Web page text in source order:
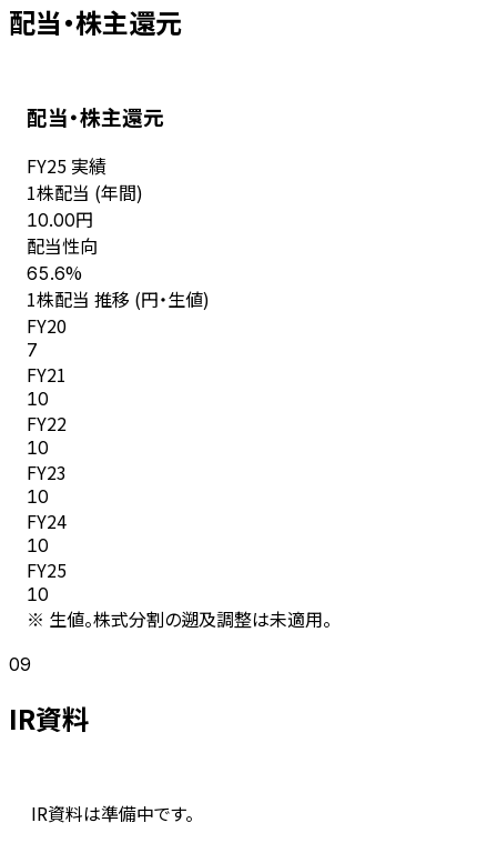
配当・株主還元
配当・株主還元
FY25 実績
1株配当 (年間)
10.00円
配当性向
65.6%
1株配当 推移 (円・生値)
FY20
7
FY21
10
FY22
10
FY23
10
FY24
10
FY25
10
※ 生値。株式分割の遡及調整は未適用。
09
IR資料
IR資料は準備中です。